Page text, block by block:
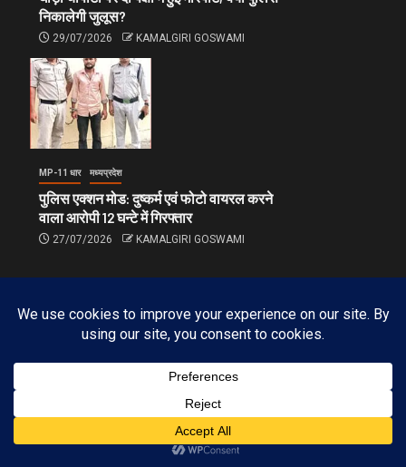
निकालेगी जुलूस?
29/07/2026 KAMALGIRI GOSWAMI
MP-11 धार मध्यप्रदेश
पुलिस एक्शन मोड: दुष्कर्म एवं फोटो वायरल करने
वाला आरोपी 12 घन्टे में गिरफ्तार
27/07/2026 KAMALGIRI GOSWAMI
FOLLOW OUR INSTAGRAM ACCOUNT